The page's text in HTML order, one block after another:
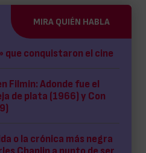
MIRA QUIÉN HABLA
que conquistaron el cine
Filmin: Adonde fue el
de plata (1966) y Con
o la crónica más negra